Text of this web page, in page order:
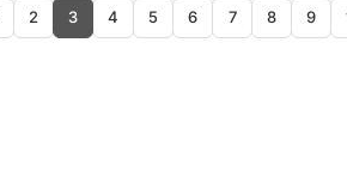
2 3 4 5 6 7 8 9